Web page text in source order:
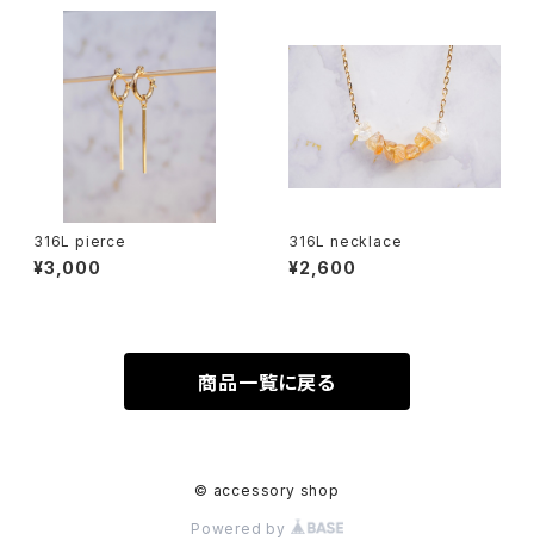
316L pierce
¥3,000
316L necklace
¥2,600
商品一覧に戻る
© accessory shop
Powered by